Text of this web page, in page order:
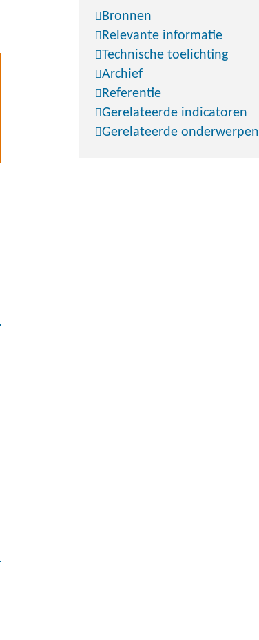
Bronnen
Relevante informatie
Technische toelichting
Archief
Referentie
Gerelateerde indicatoren
Gerelateerde onderwerpen